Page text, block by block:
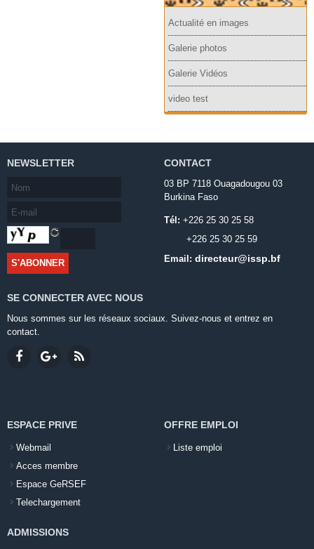
Actualité en images
Galerie photos
Galerie Vidéos
video test
NEWSLETTER CONTACT
03 BP 7118 Ouagadougou 03
Burkina Faso
Tél: +226 25 30 25 58
+226 25 30 25 59
Email: directeur@issp.bf
SE CONNECTER AVEC NOUS
Nous sommes sur les réseaux sociaux. Suivez-nous et entrez en
contact.
ESPACE PRIVE
Webmail
Acces membre
Espace GeRSEF
Telechargement
OFFRE EMPLOI
Liste emploi
ADMISSIONS